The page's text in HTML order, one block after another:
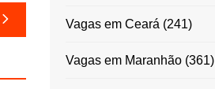
Vagas em Ceará (241)
Vagas em Maranhão(361)